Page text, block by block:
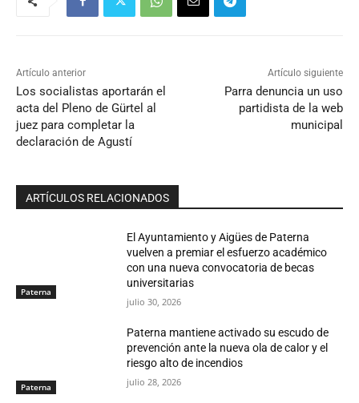
Artículo anterior
Los socialistas aportarán el
acta del Pleno de Gürtel al
juez para completar la
declaración de Agustí
Artículo siguiente
Parra denuncia un uso
partidista de la web
municipal
ARTÍCULOS RELACIONADOS
Paterna
El Ayuntamiento y Aigües de Paterna
vuelven a premiar el esfuerzo académico
con una nueva convocatoria de becas
universitarias
julio 30, 2026
Paterna
Paterna mantiene activado su escudo de
prevención ante la nueva ola de calor y el
riesgo alto de incendios
julio 28, 2026